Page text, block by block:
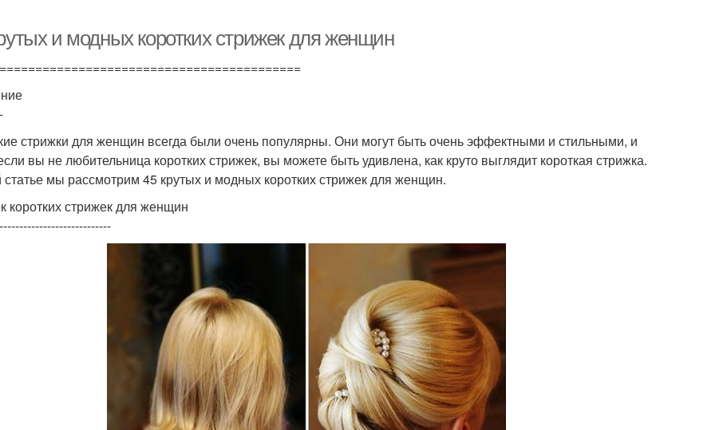
и модных коротких стрижек для женщин
стрижки для женщин всегда были очень популярны. Они могут быть очень эффектными и стильными, и
вы не любительница коротких стрижек, вы можете быть удивлена, как круто выглядит короткая стрижка.
статье мы рассмотрим 45 крутых и модных коротких стрижек для женщин.
коротких стрижек для женщин